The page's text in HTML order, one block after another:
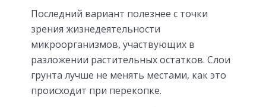
Последний вариант полезнее с точки
зрения жизнедеятельности
микроорганизмов, участвующих в
разложении растительных остатков. Слои
грунта лучше не менять местами, как это
происходит при перекопке.